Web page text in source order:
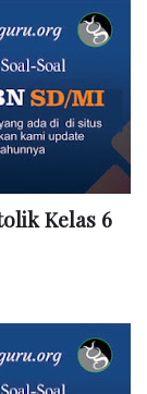
Kelas 6